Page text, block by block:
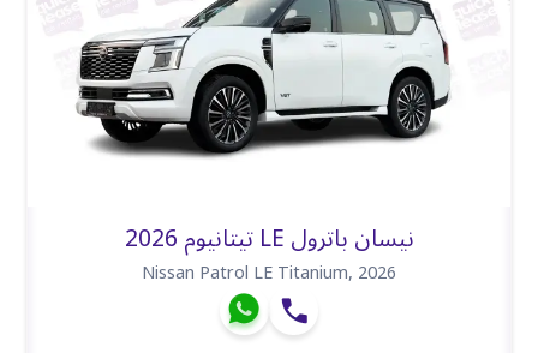
نيسان باترول LE تيتانيوم 2026
Nissan Patrol LE Titanium,2026